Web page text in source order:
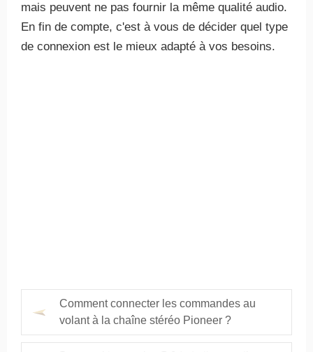
mais peuvent ne pas fournir la même qualité audio.
En fin de compte, c'est à vous de décider quel type
de connexion est le mieux adapté à vos besoins.
Comment connecter les commandes au
volant à la chaîne stéréo Pioneer ?